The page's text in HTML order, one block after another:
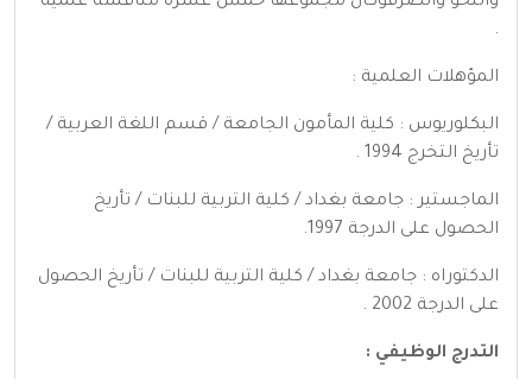
.
المؤهلات العلمية :
البكلوريوس : كلية المأمون الجامعة / قسم اللغة العربية /
تأريخ التخرج 1994 .
الماجستير : جامعة بغداد / كلية التربية للبنات / تأريخ
الحصول على الدرجة 1997.
الدكتوراه : جامعة بغداد / كلية التربية للبنات / تأريخ الحصول
على الدرجة 2002 .
التدرج الوظيفي :